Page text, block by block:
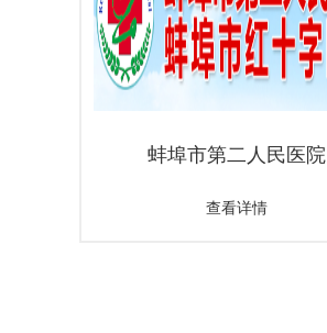
蚌埠市第二人民医院
查看详情